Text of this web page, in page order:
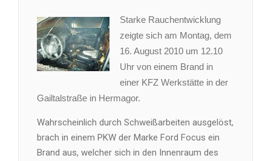
Starke Rauchentwicklung
zeigte sich am Montag, dem
16. August 2010 um 12.10
Uhr von einem Brand in
einer KFZ Werkstätte in der
Gailtalstraße in Hermagor.
Wahrscheinlich durch Schweißarbeiten ausgelöst,
brach in einem PKW der Marke Ford Focus ein
Brand aus, welcher sich in den Innenraum des